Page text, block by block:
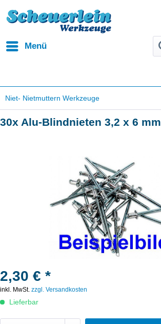
Menü
Niet- Nietmuttern Werkzeuge
30x Alu-Blindnieten 3,2 x 6 mm
2,30 € *
inkl. MwSt. zzgl. Versandkosten
Lieferbar